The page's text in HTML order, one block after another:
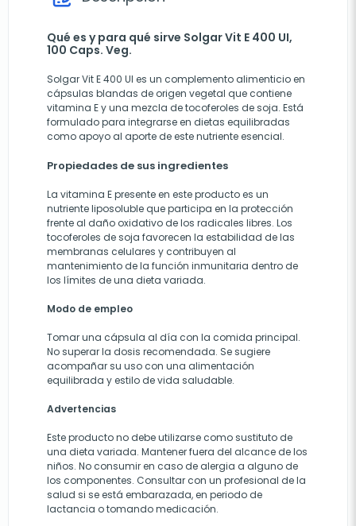
Qué es y para qué sirve Solgar Vit E 400 UI,
100 Caps. Veg.
Solgar Vit E 400 UI es un complemento alimenticio en
cápsulas blandas de origen vegetal que contiene
vitamina E y una mezcla de tocoferoles de soja. Está
formulado para integrarse en dietas equilibradas
como apoyo al aporte de este nutriente esencial.
Propiedades de sus ingredientes
La vitamina E presente en este producto es un
nutriente liposoluble que participa en la protección
frente al daño oxidativo de los radicales libres. Los
tocoferoles de soja favorecen la estabilidad de las
membranas celulares y contribuyen al
mantenimiento de la función inmunitaria dentro de
los límites de una dieta variada.
Modo de empleo
Tomar una cápsula al día con la comida principal.
No superar la dosis recomendada. Se sugiere
acompañar su uso con una alimentación
equilibrada y estilo de vida saludable.
Advertencias
Este producto no debe utilizarse como sustituto de
una dieta variada. Mantener fuera del alcance de los
niños. No consumir en caso de alergia a alguno de
los componentes. Consultar con un profesional de la
salud si se está embarazada, en periodo de
lactancia o tomando medicación.